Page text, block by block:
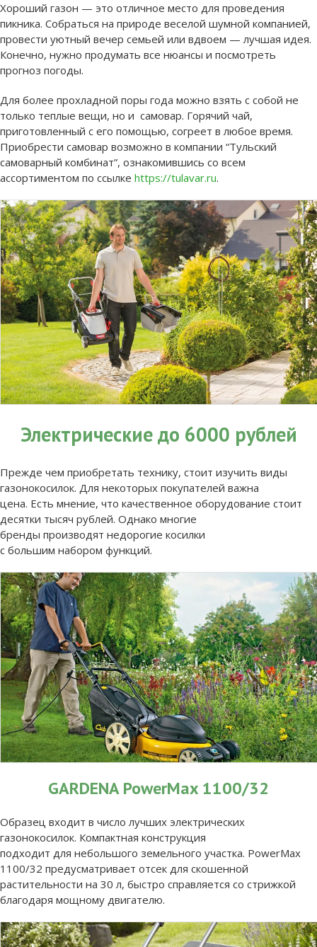
Хороший газон — это отличное место для проведения
пикника. Собраться на природе веселой шумной компанией,
провести уютный вечер семьей или вдвоем — лучшая идея.
Конечно, нужно продумать все нюансы и посмотреть
прогноз погоды.
Для более прохладной поры года можно взять с собой не
только теплые вещи, но и самовар. Горячий чай,
приготовленный с его помощью, согреет в любое время.
Приобрести самовар возможно в компании “Тульский
самоварный комбинат”, ознакомившись со всем
ассортиментом по ссылке https://tulavar.ru.
Электрические до 6000 рублей
Прежде чем приобретать технику, стоит изучить виды
газонокосилок. Для некоторых покупателей важна
цена. Есть мнение, что качественное оборудование стоит
десятки тысяч рублей. Однако многие
бренды производят недорогие косилки
с большим набором функций.
GARDENA PowerMax 1100/32
Образец входит в число лучших электрических
газонокосилок. Компактная конструкция
подходит для небольшого земельного участка. PowerMax
1100/32 предусматривает отсек для скошенной
растительности на 30 л, быстро справляется со стрижкой
благодаря мощному двигателю.